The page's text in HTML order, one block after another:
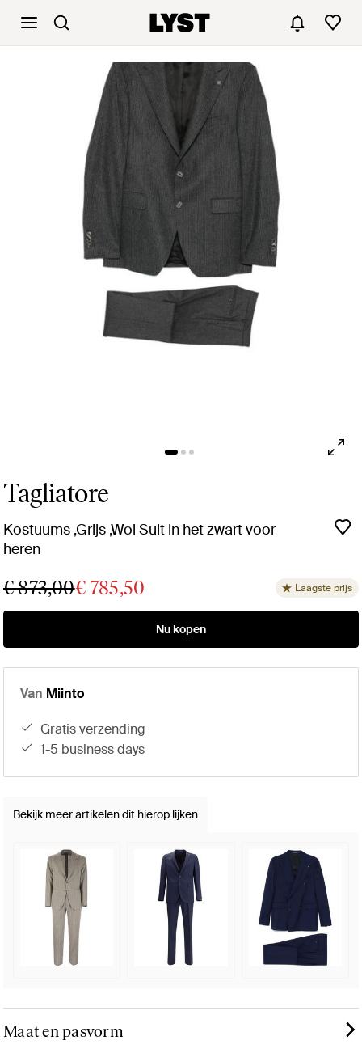
Tagliatore
Kostuums ,Grijs ,Wol Suit in het zwart voor
heren
€ 873,00€ 785,50 Laagste prijs
Nu kopen
Van Miinto
gratis verzending
1-5 business days
Bekijk meer artikelen dit hierop lijken
Maat en pasvorm